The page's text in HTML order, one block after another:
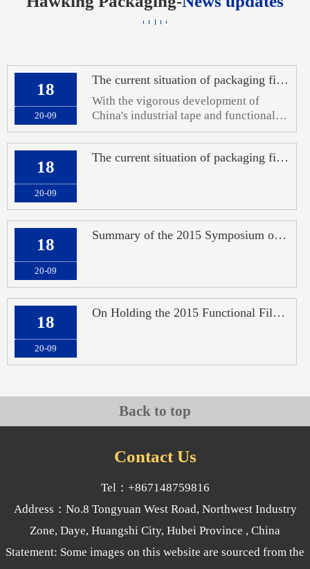
18
20-09
The current situation of packaging films in China: overcapacity of ordinary film
With the vigorous development of
China's industrial tape and functional
film industries, the demand for high-
end coating and cutting technology
equipment, as well as precision forming
18
20-09
The current situation of packaging films in China: overcapacity of ordinary film
18
20-09
Summary of the 2015 Symposium on Market and Technology Development in the Functi
18
20-09
On Holding the 2015 Functional Film Industry Market and Technology Development S
Back to top
Contact Us
Tel：+867148759816
Address：No.8 Tongyuan West Road, Northwest Industry
Zone, Daye, Huangshi City, Hubei Province , China
Statement: Some images on this website are sourced from the